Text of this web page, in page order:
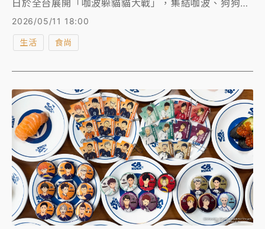
日於全台展開「咖波躲貓貓大戰」，集結咖波、狗狗、
小雞、兔兔等經典角色，推出多款聯名餐點與限定周
邊，還能集點參加抽獎，把高度達80cm的咖波茶碗蒸
抱枕帶回家！粉絲更不能錯過全台6家主題店，手刀衝
2026/05/11 18:00
生活 食尚